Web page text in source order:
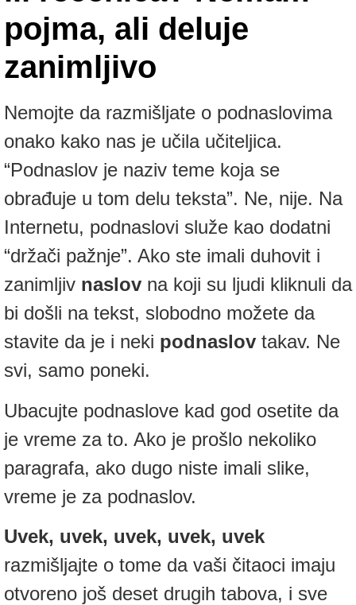
pojma, ali deluje
zanimljivo
Nemojte da razmišljate o podnaslovima
onako kako nas je učila učiteljica.
“Podnaslov je naziv teme koja se
obrađuje u tom delu teksta”. Ne, nije. Na
Internetu, podnaslovi služe kao dodatni
“držači pažnje”. Ako ste imali duhovit i
zanimljiv naslov na koji su ljudi kliknuli da
bi došli na tekst, slobodno možete da
stavite da je i neki podnaslov takav. Ne
svi, samo poneki.
Ubacujte podnaslove kad god osetite da
je vreme za to. Ako je prošlo nekoliko
paragrafa, ako dugo niste imali slike,
vreme je za podnaslov.
Uvek, uvek, uvek, uvek, uvek
razmišljajte o tome da vaši čitaoci imaju
otvoreno još deset drugih tabova, i sve